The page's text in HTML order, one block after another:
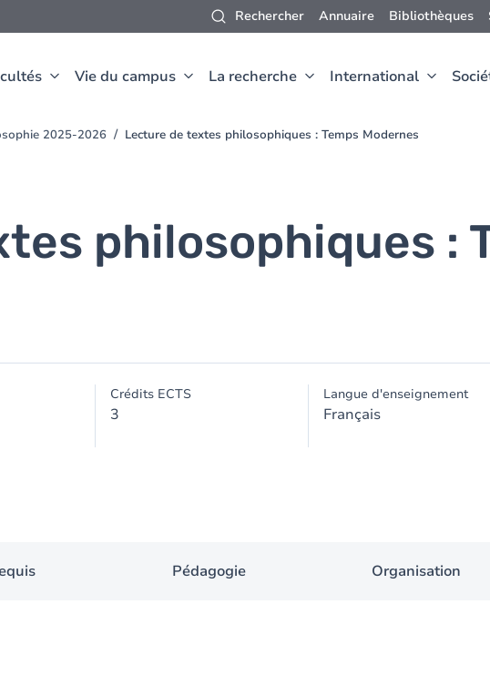
Rechercher Annuaire Bibliothèques
Vie du campus La recherche International
2025-2026 Lecture de textes philosophiques : Temps Modernes
philosophiques :
Crédits ECTS
3
Langue d'enseignement
Français
Pédagogie Organisation